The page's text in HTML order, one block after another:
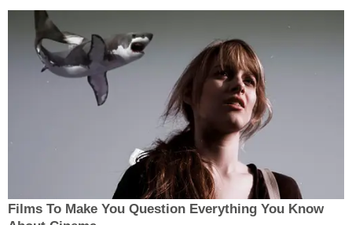
Films To Make You Question Everything You Know